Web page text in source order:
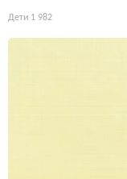
Дети 1 982